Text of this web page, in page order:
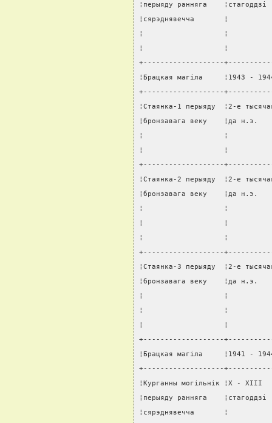
¦перыяду ранняга
¦сярэднявечча       ¦
¦                   ¦
¦                   ¦
+-------------------
¦Брацкая магiла     ¦1943 -
+-------------------
¦Стаянка-1 перыяду  ¦2-е
¦бронзавага веку    ¦да
¦                   ¦
¦                   ¦
+-------------------
¦Стаянка-2 перыяду  ¦2-е
¦бронзавага веку    ¦да
¦                   ¦
¦                   ¦
¦                   ¦
+-------------------
¦Стаянка-3 перыяду  ¦2-е
¦бронзавага веку    ¦да
¦                   ¦
¦                   ¦
¦                   ¦
+-------------------
¦Брацкая магiла     ¦1941 -
+-------------------
¦Курганны могiльнiк ¦X -
¦перыяду ранняга
¦сярэднявечча       ¦